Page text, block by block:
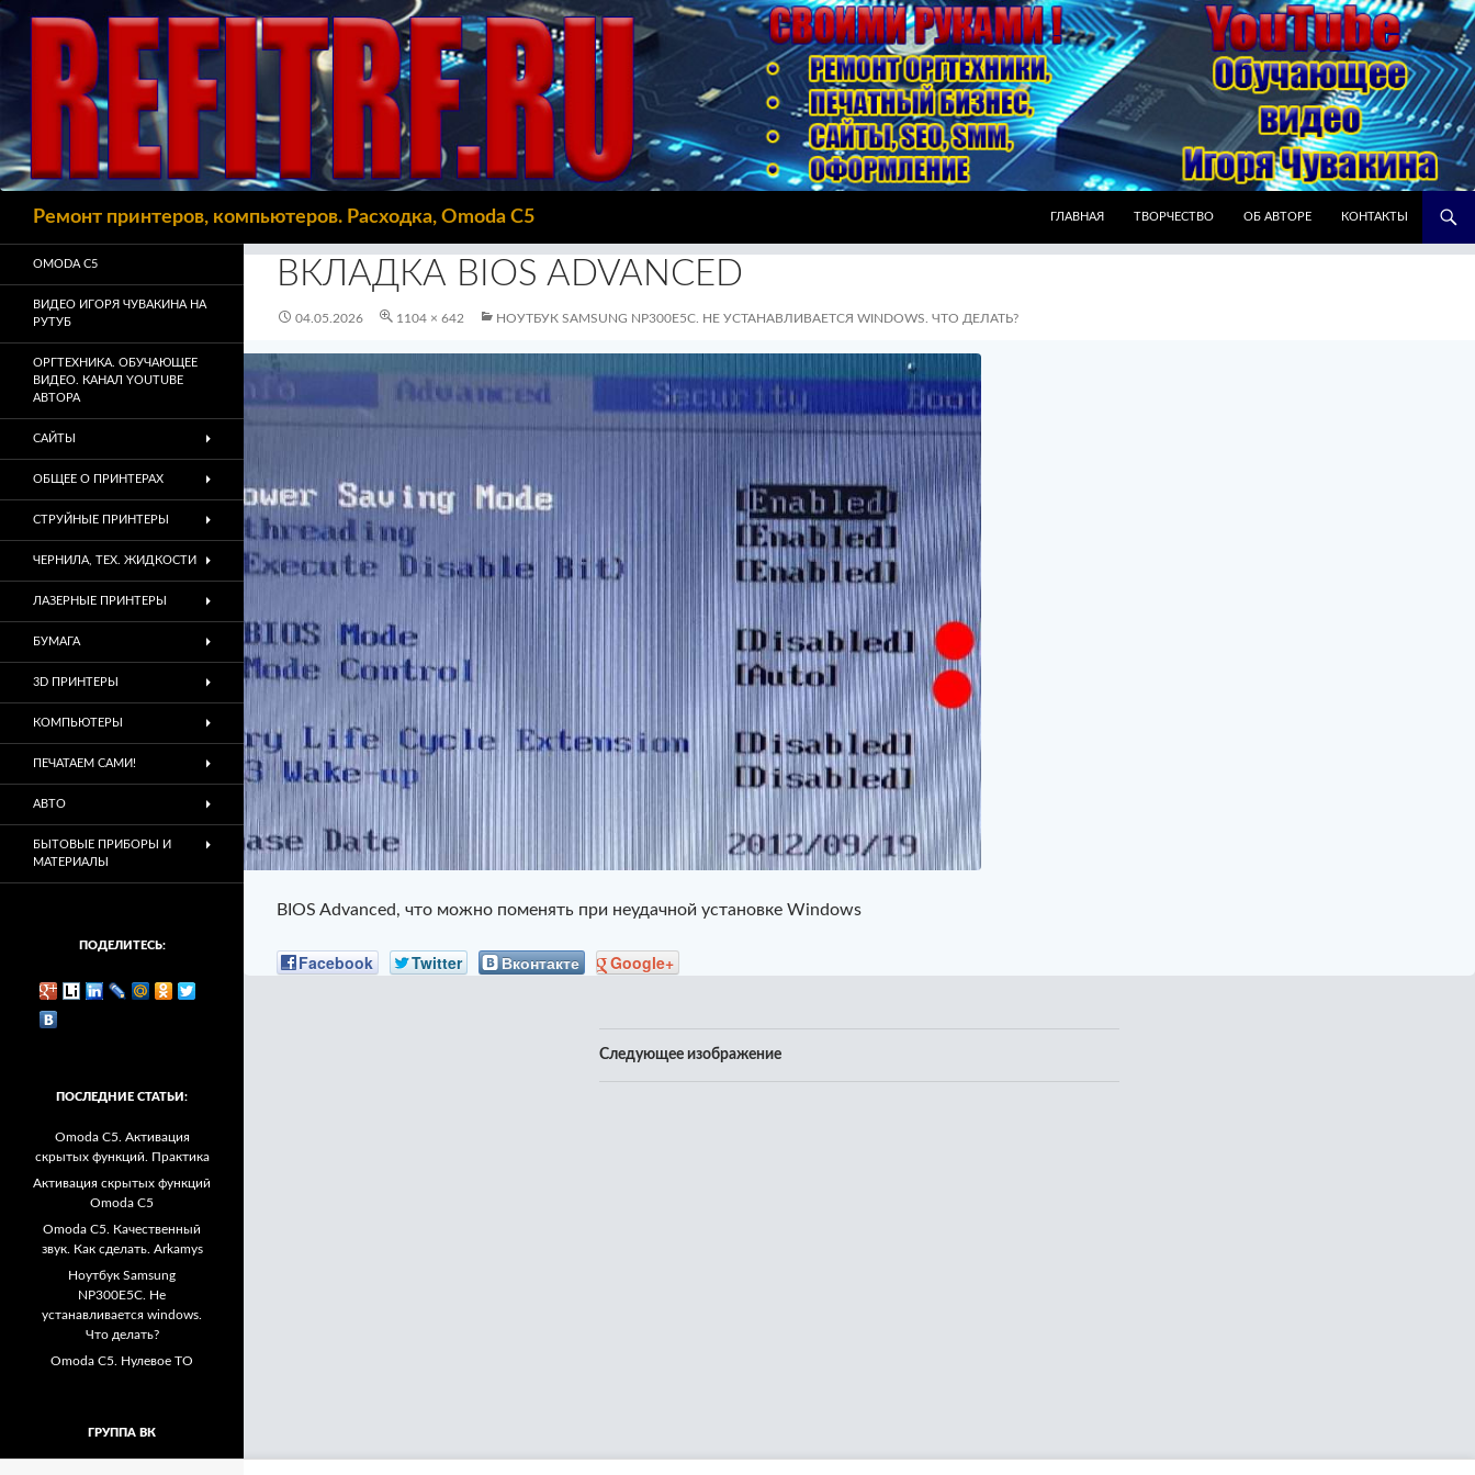
Ремонт принтеров, компьютеров. Расходка, Omoda C5
ГЛАВНАЯ
ТВОРЧЕСТВО ОБ АВТОРЕ КОНТАКТЫ
ВКЛАДКА BIOS ADVANCED
04.05.2026 1104 × 642 НОУТБУК SAMSUNG NP300E5C. НЕ УСТАНАВЛИВАЕТСЯ WINDOWS. ЧТО ДЕЛАТЬ?
BIOS Advanced, что можно поменять при неудачной установке Windows
Facebook Twitter Вконтакте Google+
Следующее изображение
OMODA C5
ВИДЕО ИГОРЯ ЧУВАКИНА НА
РУТУБ
ОРГТЕХНИКА. ОБУЧАЮЩЕЕ
ВИДЕО. КАНАЛ YOUTUBE
АВТОРА
САЙТЫ
ОБЩЕЕ О ПРИНТЕРАХ
СТРУЙНЫЕ ПРИНТЕРЫ
ЧЕРНИЛА, ТЕХ. ЖИДКОСТИ
ЛАЗЕРНЫЕ ПРИНТЕРЫ
БУМАГА
3D ПРИНТЕРЫ
КОМПЬЮТЕРЫ
ПЕЧАТАЕМ САМИ!
АВТО
БЫТОВЫЕ ПРИБОРЫ И
МАТЕРИАЛЫ
ПОДЕЛИТЕСЬ:
ПОСЛЕДНИЕ СТАТЬИ:
Omoda C5. Активация
скрытых функций. Практика
Активация скрытых функций
Omoda C5
Omoda C5. Качественный
звук. Как сделать. Arkamys
Ноутбук Samsung
NP300E5C. Не
устанавливается windows.
Что делать?
Omoda C5. Нулевое ТО
ГРУППА ВК